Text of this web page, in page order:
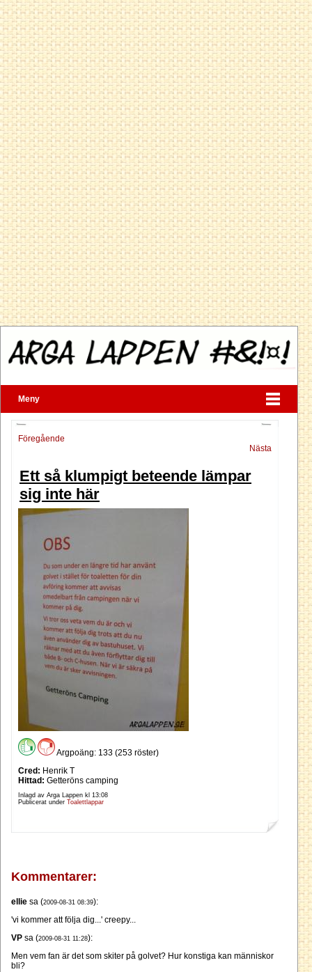
Meny
Föregående
Nästa
Ett så klumpigt beteende lämpar
sig inte här
Argpoäng: 133 (253 röster)
Cred: Henrik T
Hittad: Getteröns camping
Inlagd av Arga Lappen kl 13:08
Publicerat under Toalettlappar
Kommentarer:
ellie sa (2009-08-31 08:39):
'vi kommer att följa dig...' creepy...
VP sa (2009-08-31 11:28):
Men vem fan är det som skiter på golvet? Hur konstiga kan människor
bli?